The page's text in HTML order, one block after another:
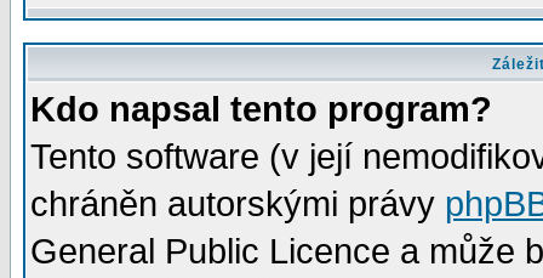
Kdo napsal tento program?
Tento software (v její
chráněn autorskými právy
General Public Licence a může